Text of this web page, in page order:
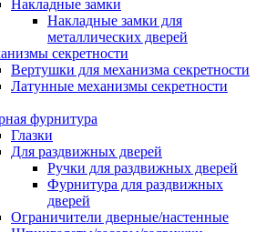
Накладные замки
Накладные замки для
металлических дверей
секретности
Вертушки для механизма секретности
Латунные механизмы секретности
фурнитура
Глазки
Для раздвижных дверей
Ручки для раздвижных дверей
Фурнитура для раздвижных
дверей
Ограничители дверные/настенные